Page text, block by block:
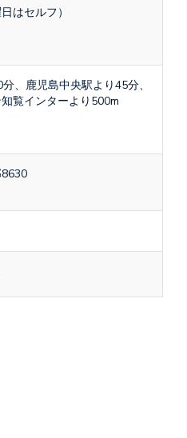
はセルフ）
、鹿児島中央駅より45分、
覧インターより500m